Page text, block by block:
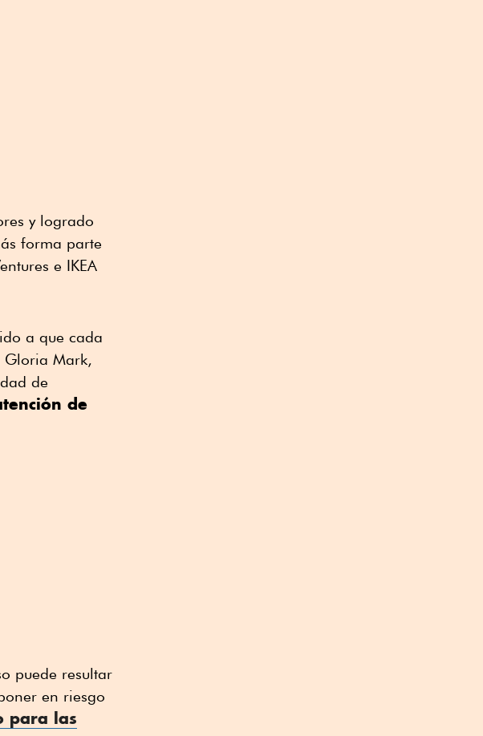
y logrado
forma parte
e IKEA
a que cada
Gloria Mark,
de
de
puede resultar
en riesgo
para las